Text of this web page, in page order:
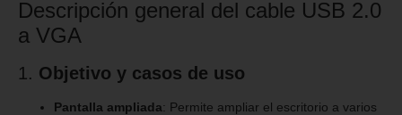
Descripción general del cable USB 2.0
a VGA
1. Objetivo y casos de uso
Pantalla ampliada: Permite ampliar el escritorio a varios